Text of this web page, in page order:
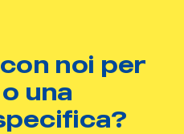
noi per
una